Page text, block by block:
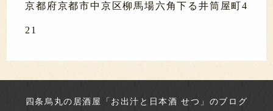
京都府京都市中京区柳馬場六角下る井筒屋町4
21
四条烏丸の居酒屋「お出汁と日本酒 せつ」のブログ